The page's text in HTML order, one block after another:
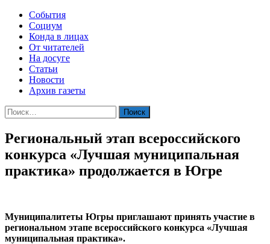
События
Социум
Конда в лицах
От читателей
На досуге
Статьи
Новости
Архив газеты
Найти:
Региональный этап всероссийского
конкурса «Лучшая муниципальная
практика» продолжается в Югре
Муниципалитеты Югры приглашают принять участие в
региональном этапе всероссийского конкурса «Лучшая
муниципальная практика».